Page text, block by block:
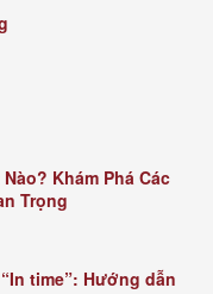
Khám Phá Các
Trọng
time”: Hướng dẫn